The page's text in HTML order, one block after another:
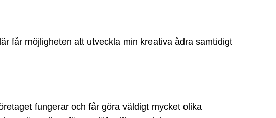
får möjligheten att utveckla min kreativa ådra samtidigt
fungerar och får göra väldigt mycket olika